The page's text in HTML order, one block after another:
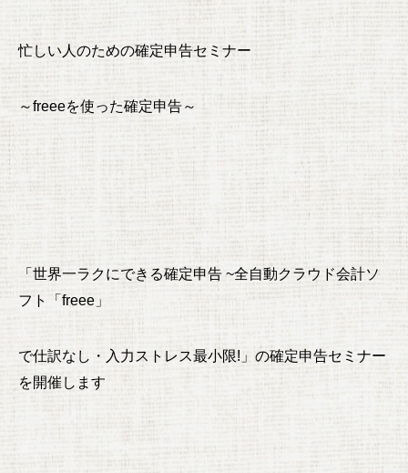
忙しい人のための確定申告セミナー
～freeeを使った確定申告～
「世界一ラクにできる確定申告 ~全自動クラウド会計ソ
フト「freee」
で仕訳なし・入力ストレス最小限!」の確定申告セミナー
を開催します